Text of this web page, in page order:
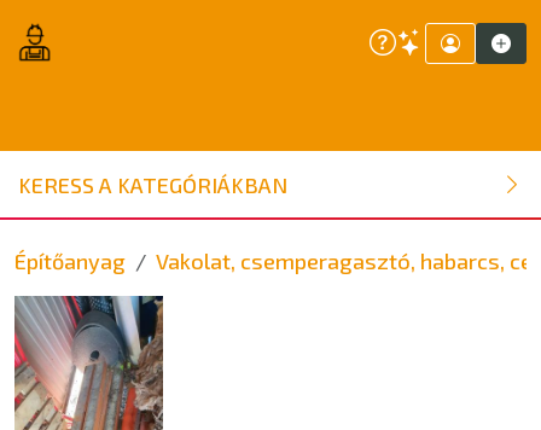
KERESS A KATEGÓRIÁKBAN
ÉPÍTŐANYAG
NYÍLÁSZÁRÓ
FAANYAG
BELSŐÉPÍTÉSZETI ÉPÍTŐANYAG
Építőanyag Vakolat, csemperagasztó, habarcs,